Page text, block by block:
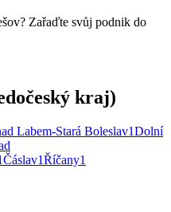
? Zařaďte svůj podnik do
kraj)
Labem-Stará Boleslav1Dolní
Čáslav1Říčany1